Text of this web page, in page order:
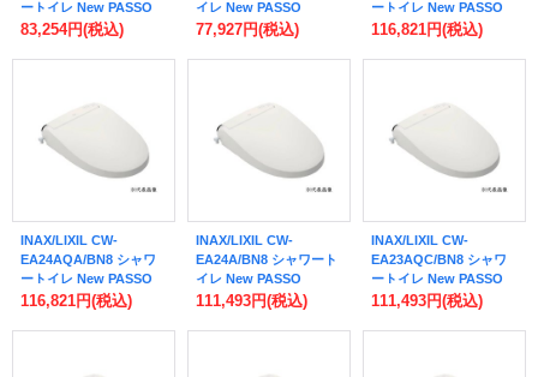
ートイレ New PASSO
EA21A フルオート・リ
リモコン付 ピュアホワ
83,254円(税込)
イレ New PASSO
EA21A 手動ハンドル式
イト (CW-EA21 の後継
77,927円(税込)
ートイレ New PASSO
EA24A フルオート・リ
器用 リモコン付 オフホ
116,821円(税込)
INAX/LIXIL CW-
EA24AQA/BN8 シャワ
ートイレ New PASSO
EA24A フルオート・リ
リモコン付 オフホワイ
116,821円(税込)
INAX/LIXIL CW-
EA24A/BN8 シャワート
イレ New PASSO
EA24A 手動ハンドル式
ト (CW-EA24 の後継品)
111,493円(税込)
INAX/LIXIL CW-
EA23AQC/BN8 シャワ
ートイレ New PASSO
EA23A フルオート・リ
器用 リモコン付 オフホ
111,493円(税込)